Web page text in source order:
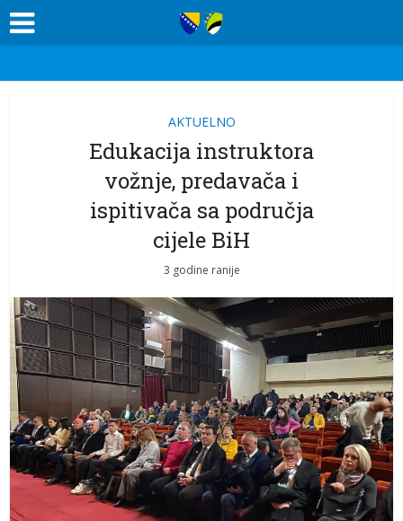
AKTUELNO
Edukacija instruktora
vožnje, predavača i
ispitivača sa područja
cijele BiH
3 godine ranije